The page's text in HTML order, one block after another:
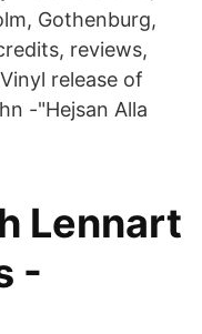
Gothenburg,
reviews,
release of
-"Hejsan Alla
Lennart
-